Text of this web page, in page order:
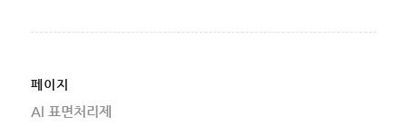
페이지
Al 표면처리제